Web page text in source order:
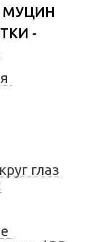
МУЦИН
-
глаз